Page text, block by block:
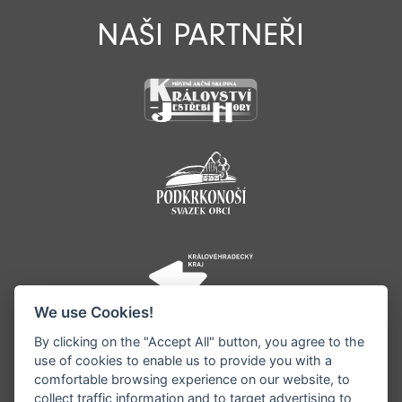
NAŠI PARTNEŘI
We use Cookies!
By clicking on the "Accept All" button, you agree to the
use of cookies to enable us to provide you with a
comfortable browsing experience on our website, to
collect traffic information and to target advertising to